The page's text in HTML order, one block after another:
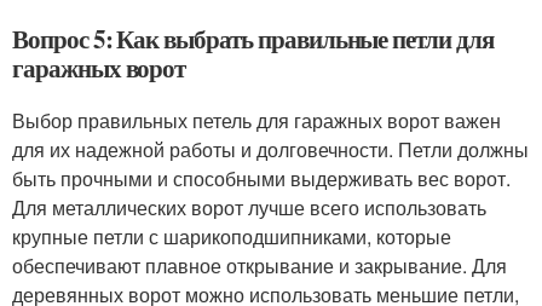
Вопрос 5: Как выбрать правильные петли для
гаражных ворот
Выбор правильных петель для гаражных ворот важен
для их надежной работы и долговечности. Петли должны
быть прочными и способными выдерживать вес ворот.
Для металлических ворот лучше всего использовать
крупные петли с шарикоподшипниками, которые
обеспечивают плавное открывание и закрывание. Для
деревянных ворот можно использовать меньшие петли,